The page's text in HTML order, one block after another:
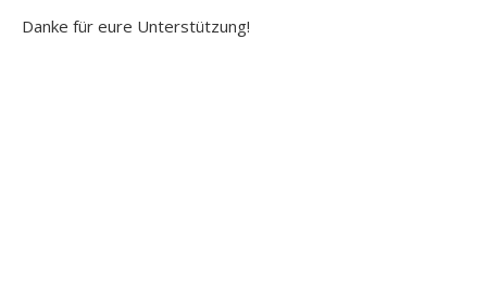
Danke für eure Unterstützung!